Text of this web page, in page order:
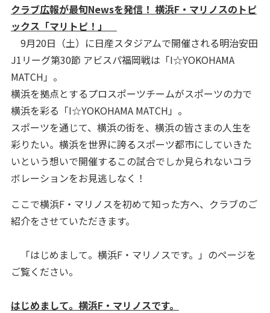
クラブ広報が最旬Newsを発信！ 横浜F・マリノスのトピ
ックス「マリトピ！」
9月20日（土）に日産スタジアムで開催される明治安田
J1リーグ第30節 アビスパ福岡戦は「I☆YOKOHAMA
MATCH」。
横浜を拠点とするプロスポーツチームがスポーツの力で
横浜を彩る「I☆YOKOHAMA MATCH」。
スポーツを通じて、横浜の街を、横浜の皆さまの人生を
彩りたい。横浜を世界に誇るスポーツ都市にしていきた
いという想いで開催するこの試合でしか見られないコラ
ボレーションをお見逃しなく！
ここで横浜F・マリノスを初めて知った方へ、クラブのご
紹介をさせていただきます。
「はじめまして。横浜F・マリノスです。」のページを
ご覧ください。
はじめまして。横浜F・マリノスです。